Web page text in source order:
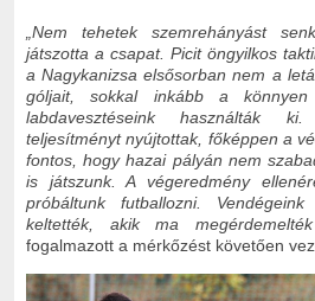
Nem tehetek szemrehányást
játszotta a csapat. Picit öngyilkos
a Nagykanizsa elsősorban nem a
góljait, sokkal inkább a könnyen
labdavesztéseink használták
teljesítményt nyújtottak, főképpen a
fontos, hogy hazai pályán nem
is játszunk. A végeredmény
próbáltunk futballozni.
keltették, akik ma
fogalmazott a mérkőzést követően